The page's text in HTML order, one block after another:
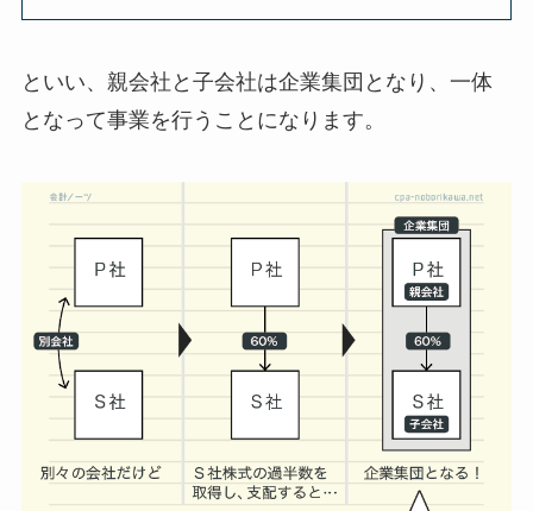
といい、親会社と子会社は企業集団となり、一体
となって事業を行うことになります。